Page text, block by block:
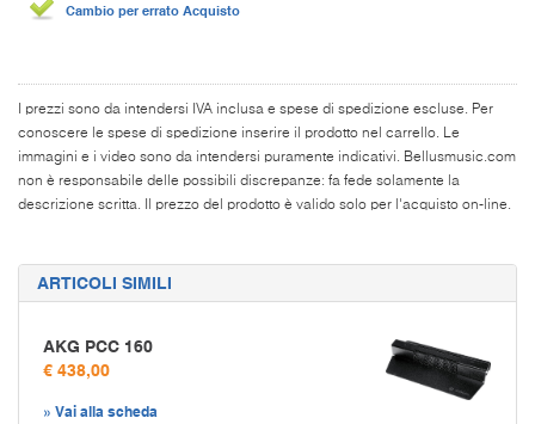
Cambio per errato Acquisto
I prezzi sono da intendersi IVA inclusa e spese di spedizione escluse. Per
conoscere le spese di spedizione inserire il prodotto nel carrello. Le
immagini e i video sono da intendersi puramente indicativi. Bellusmusic.com
non è responsabile delle possibili discrepanze: fa fede solamente la
descrizione scritta. Il prezzo del prodotto è valido solo per l'acquisto on-line.
ARTICOLI SIMILI
AKG PCC 160
€ 438,00
» Vai alla scheda